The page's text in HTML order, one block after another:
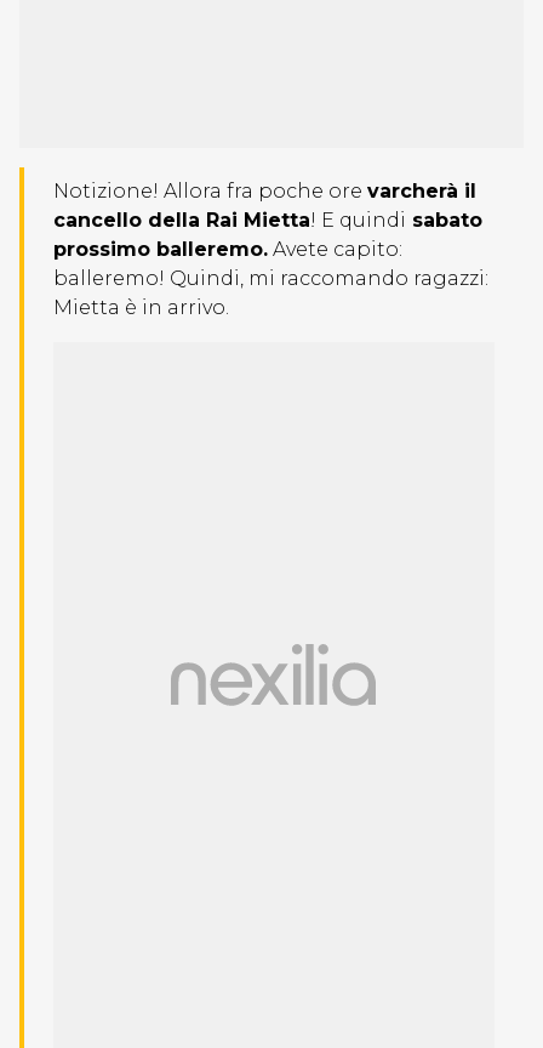
Notizione! Allora fra poche ore varcherà il
cancello della Rai Mietta! E quindi sabato
prossimo balleremo. Avete capito:
balleremo! Quindi, mi raccomando ragazzi:
Mietta è in arrivo.